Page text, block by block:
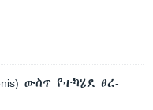
ውስጥ የተካሄደ ፀረ-